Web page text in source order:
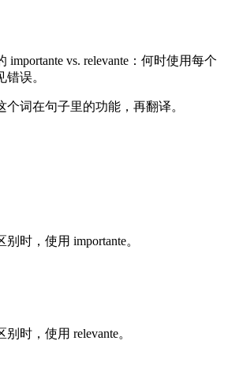
importante vs. relevante：何时使用每个
误。
词在句子里的功能，再翻译。
时，使用 importante。
时，使用 relevante。